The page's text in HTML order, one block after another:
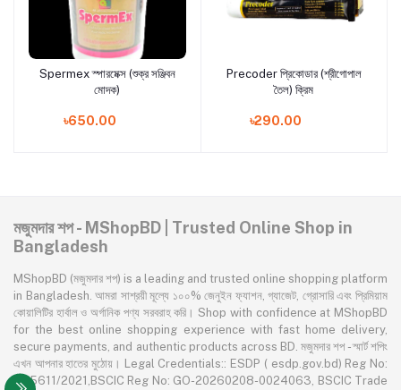
Add to cart
Spermex স্পারমেক্স (শুক্র সঞ্জিবন
মোদক)
৳650.00
Add to cart
Precoder প্রিকোডার (শ্রীগোপাল
তৈল) ক্রিম
৳290.00
মজুমদার শপ - MShopBD | Trusted Online Shop in
Bangladesh
MShopBD (মজুমদার শপ) is a leading and trusted online shopping platform
in Bangladesh. আমরা সাশ্রয়ী মূল্যে ১০০% জেনুইন ফ্যাশন, গ্যাজেট, গ্রোসারি এবং প্রিমিয়াম
কোয়ালিটির হার্বাল ও অর্গানিক পণ্য সরবরাহ করি। Shop with confidence at MShopBD
for the best online shopping experience with fast home delivery,
secure payments, and authentic products across BD. মজুমদার শপ - স্মার্ট শপিং
এখন আপনার হাতের মুঠোয়। Legal Credentials:: ESDP ( esdp.gov.bd) Reg No:
355611/2021,BSCIC Reg No: GO-20260208-0024063, BSCIC Trade